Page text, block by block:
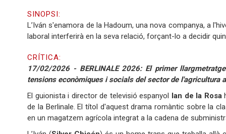
SINOPSI:
L’Iván s'enamora de la Hadoum, una nova companya, a
laboral interferirà en la seva relació, forçant-lo a decidir
CRÍTICA:
17/02/2026 - BERLINALE 2026: El primer
tensions econòmiques i socials del sector de l'agricultura
El guionista i director de televisió espanyol Ian de la Rosa
de la Berlinale. El títol d'aquest drama romàntic sobre la
en un magatzem agrícola integrat a la cadena de